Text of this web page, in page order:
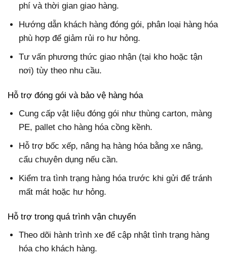
phí và thời gian giao hàng.
Hướng dẫn khách hàng đóng gói, phân loại hàng hóa
phù hợp để giảm rủi ro hư hỏng.
Tư vấn phương thức giao nhận (tại kho hoặc tận
nơi) tùy theo nhu cầu.
Hỗ trợ đóng gói và bảo vệ hàng hóa
Cung cấp vật liệu đóng gói như thùng carton, màng
PE, pallet cho hàng hóa cồng kềnh.
Hỗ trợ bốc xếp, nâng hạ hàng hóa bằng xe nâng,
cẩu chuyên dụng nếu cần.
Kiểm tra tình trạng hàng hóa trước khi gửi để tránh
mất mát hoặc hư hỏng.
Hỗ trợ trong quá trình vận chuyển
Theo dõi hành trình xe để cập nhật tình trạng hàng
hóa cho khách hàng.